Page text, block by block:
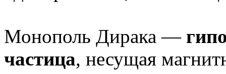
Монополь Дирака —
частица, несущая